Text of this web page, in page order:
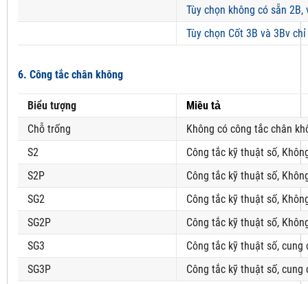
Tùy chọn không có sẵn
Tùy chọn Cốt 3B và 3Bv
6. Công tắc chân không
Biểu tượng
Miêu tả
Chỗ trống
Không có công tắc chân
S2
Công tắc kỹ thuật số,
S2P
Công tắc kỹ thuật số,
SG2
Công tắc kỹ thuật số,
SG2P
Công tắc kỹ thuật số,
SG3
Công tắc kỹ thuật số, cung
SG3P
Công tắc kỹ thuật số, cung